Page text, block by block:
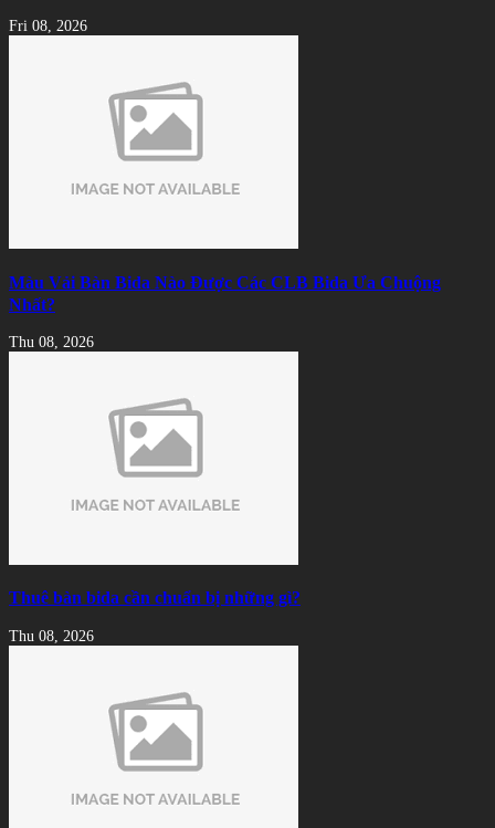
Fri 08, 2026
Màu Vải Bàn Bida Nào Được Các CLB Bida Ưa Chuộng
Nhất?
Thu 08, 2026
Thuê bàn bida cần chuẩn bị những gì?
Thu 08, 2026